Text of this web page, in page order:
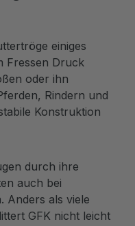
einiges
Fressen Druck
oder ihn
Rindern und
Konstruktion
durch ihre
auch bei
Anders als viele
GFK nicht leicht